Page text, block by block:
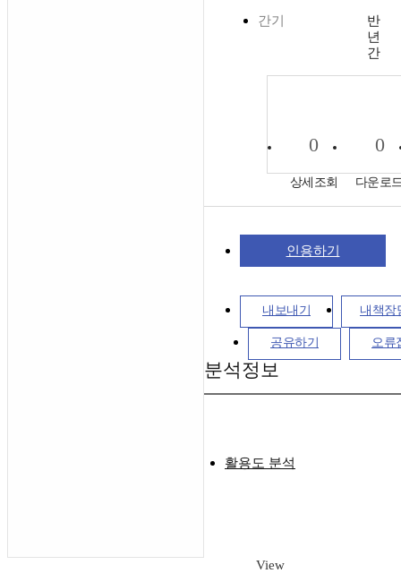
간기
반
년
간
0
상세조회
0
다운로
인용하기
내보내기 내책장
공유하기 오류
분석정보
활용도 분석
View